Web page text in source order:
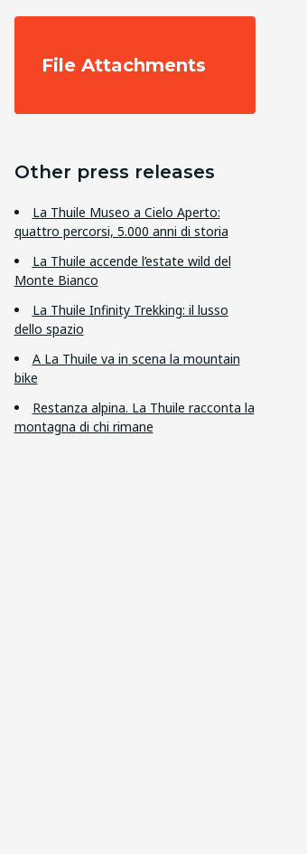
File Attachments
Other press releases
La Thuile Museo a Cielo Aperto:
quattro percorsi, 5.000 anni di storia
La Thuile accende l’estate wild del
Monte Bianco
La Thuile Infinity Trekking: il lusso
dello spazio
A La Thuile va in scena la mountain
bike
Restanza alpina. La Thuile racconta la
montagna di chi rimane